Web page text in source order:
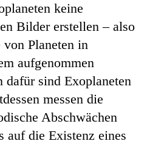
keine
Bilder erstellen – also
Planeten in
aufgenommen
dafür sind Exoplaneten
messen die
Abschwächen
auf die Existenz eines